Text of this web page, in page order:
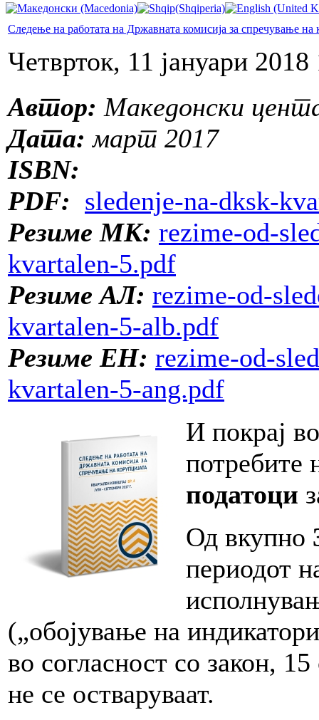
Следење на работата на Државната комисија за спречување на
Четврток, 11 јануари 2018
Автор: Македонски
Дата: март 2017
ISBN:
PDF: sledenje-na-dksk-
Резиме МК: rezime-od-
kvartalen-5.pdf
Резиме АЛ: rezime-od-
kvartalen-5-alb.pdf
Резиме ЕН: rezime-od-
kvartalen-5-ang.pdf
И покрај
податоци
Од вкупно
периодот
(„обојување на
во согласност со закон,
не се остваруваат.